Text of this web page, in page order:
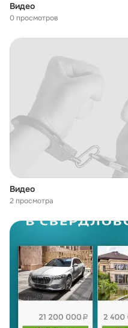
Видео
0 просмотров
Видео
2 просмотра